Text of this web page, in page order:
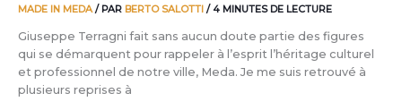
MADE IN MEDA/ PAR BERTO SALOTTI /4 MINUTES DE LECTURE
Giuseppe Terragni fait sans aucun doute partie des figures
qui se démarquent pour rappeler à l’esprit l’héritage culturel
et professionnel de notre ville, Meda. Je me suis retrouvé à
plusieurs reprises à